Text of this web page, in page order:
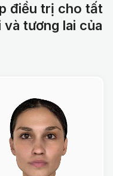
điều trị cho tất
tương lai của